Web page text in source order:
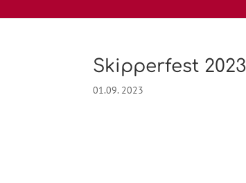
Skipperfest 2023
01.09. 2023